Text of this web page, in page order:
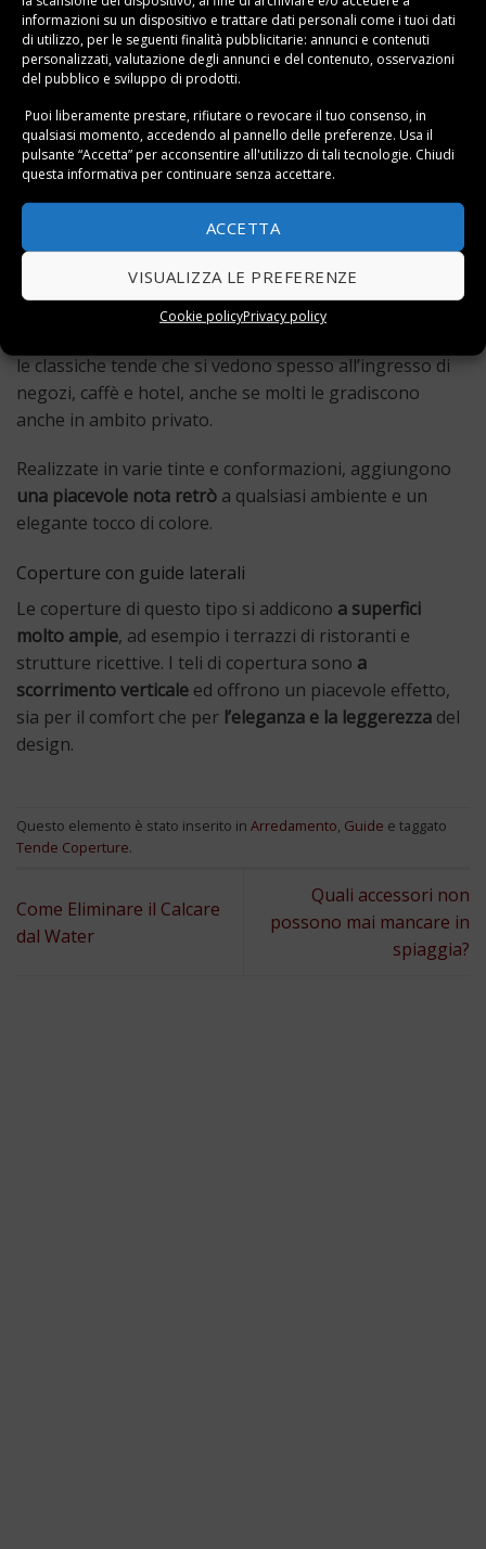
informazioni su un dispositivo e trattare dati personali come i tuoi dati
di utilizzo, per le seguenti finalità pubblicitarie: annunci e contenuti
personalizzati, valutazione degli annunci e del contenuto, osservazioni
del pubblico e sviluppo di prodotti.
Puoi liberamente prestare, rifiutare o revocare il tuo consenso, in
qualsiasi momento, accedendo al pannello delle preferenze. Usa il
pulsante “Accetta” per acconsentire all'utilizzo di tali tecnologie. Chiudi
questa informativa per continuare senza accettare.
ACCETTA
VISUALIZZA LE PREFERENZE
Cookie policyPrivacy policy
pioggia.
La possibilità diritrarre i telipermette di dosare la luce
e il sole secondo le preferenze personali, con un
riguardo particolare per il design e l’estetica. Oggi si
utilizzano spesso anche le pergole bioclimatiche, dove,
in luogo della tenda, sono montate lamelle orientabili in
alluminio, che proteggono l’ambiente interno dal sole e
Tende a cappottina
tende a cappottinavengono montate
le classiche tende che si vedono spesso all’ingresso di
negozi, caffè e hotel, anche se molti le gradiscono
anche in ambito privato.
Realizzate in varie tinte e conformazioni, aggiungono
una piacevole nota retrò a qualsiasi ambiente e un
elegante tocco di colore.
Coperture con guide laterali
Le coperture di questo tipo si addicono a superfici
molto ampie, ad esempio i terrazzi di ristoranti e
strutture ricettive. I teli di copertura sono a
scorrimento verticale ed offrono un piacevole effetto,
sia per il comfort che per l’eleganza e la leggerezza del
design.
Questo elemento è stato inserito in Arredamento, Guide e taggato
Tende Coperture.
Come Eliminare il Calcare
dal Water
Quali accessori non
possono mai mancare in
spiaggia?